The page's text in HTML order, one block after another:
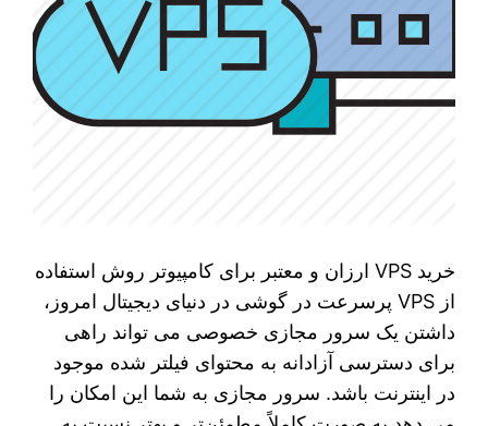
خرید VPS ارزان و معتبر برای کامپیوتر روش استفاده
از VPS پرسرعت در گوشی در دنیای دیجیتال امروز،
داشتن یک سرور مجازی خصوصی می‌ تواند راهی
برای دسترسی آزادانه به محتوای فیلتر شده موجود
در اینترنت باشد. سرور مجازی به شما این امکان را